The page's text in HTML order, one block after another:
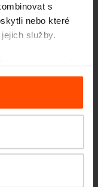
s
nebo které
služby.